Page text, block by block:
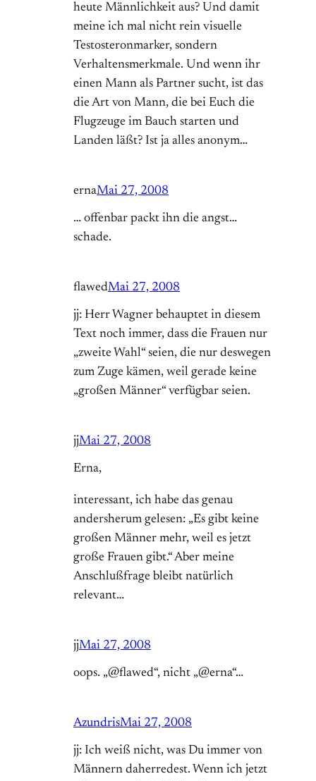
heute Männlichkeit aus? Und damit
meine ich mal nicht rein visuelle
Testosteronmarker, sondern
Verhaltensmerkmale. Und wenn ihr
einen Mann als Partner sucht, ist das
die Art von Mann, die bei Euch die
Flugzeuge im Bauch starten und
Landen läßt? Ist ja alles anonym…
ernaMai 27, 2008
… offenbar packt ihn die angst…
schade.
flawedMai 27, 2008
jj: Herr Wagner behauptet in diesem
Text noch immer, dass die Frauen nur
„zweite Wahl“ seien, die nur deswegen
zum Zuge kämen, weil gerade keine
„großen Männer“ verfügbar seien.
jjMai 27, 2008
Erna,
interessant, ich habe das genau
andersherum gelesen: „Es gibt keine
großen Männer mehr, weil es jetzt
große Frauen gibt.“ Aber meine
Anschlußfrage bleibt natürlich
relevant…
jjMai 27, 2008
oops. „@flawed“, nicht „@erna“…
AzundrisMai 27, 2008
jj: Ich weiß nicht, was Du immer von
Männern daherredest. Wenn ich jetzt